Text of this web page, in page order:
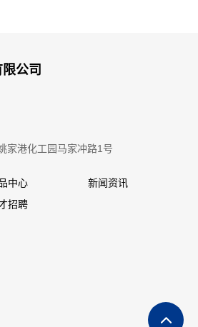
公司
家港化工园马家冲路1号
中心
新闻资讯
招聘